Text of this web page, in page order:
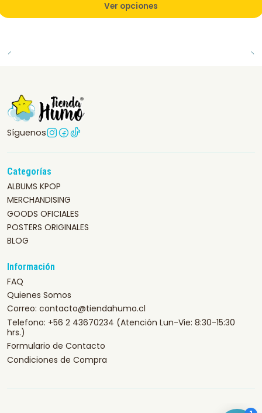
Ver opciones
Síguenos
Categorías
ALBUMS KPOP
MERCHANDISING
GOODS OFICIALES
POSTERS ORIGINALES
BLOG
Información
FAQ
Quienes Somos
Correo: contacto@tiendahumo.cl
Telefono: +56 2 43670234 (Atención Lun-Vie: 8:30-15:30
hrs.)
Formulario de Contacto
Condiciones de Compra